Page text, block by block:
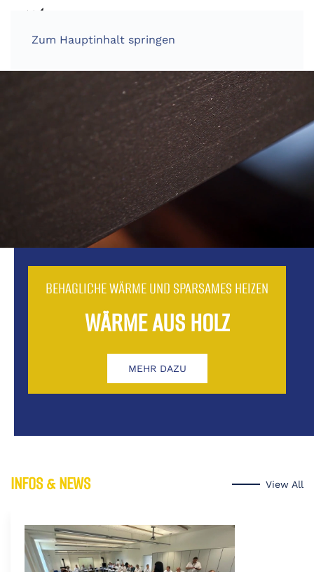
Zum Hauptinhalt springen
BEHAGLICHE WÄRME UND SPARSAMES HEIZEN
WÄRME AUS HOLZ
MEHR DAZU
INFOS & NEWS View All